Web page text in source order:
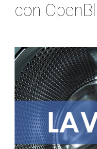
con